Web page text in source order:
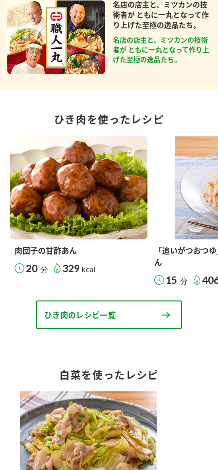
名店の店主と、ミツカンの技
術者が ともに一丸となって作
り上げた至極の逸品たち。
名店の店主と、ミツカンの技術
者が ともに一丸となって作り上
げた至極の逸品たち。
ひき肉を使ったレシピ
肉団子の甘酢あん
20 分 329 kcal
「追いがつおつ
ん
15 分
ひき肉のレシピ一覧
白菜を使ったレシピ